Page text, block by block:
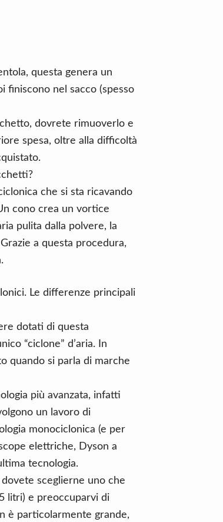
questa genera un
finiscono nel sacco (spesso
dovrete rimuoverlo e
spesa, oltre alla difficoltà
che si sta ricavando
cono crea un vortice
pulita dalla polvere, la
a questa procedura,
Le differenze principali
dotati di questa
“ciclone” d’aria. In
quando si parla di marche
più avanzata, infatti
un lavoro di
monociclonica (e per
elettriche, Dyson a
tecnologia.
sceglierne uno che
litri) e preoccuparvi di
è particolarmente grande,